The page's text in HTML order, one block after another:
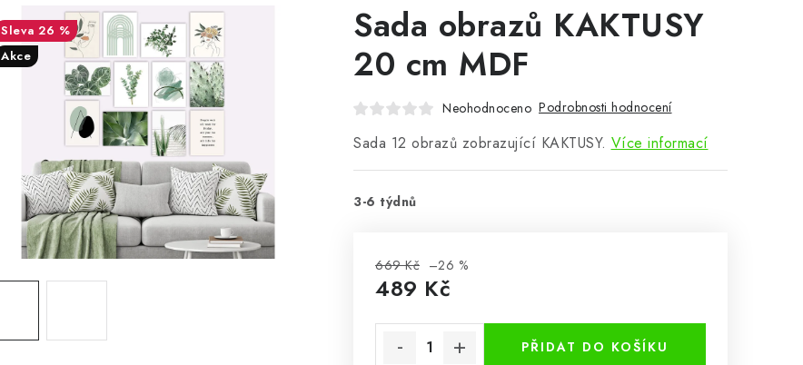
Sada obrazů KAKTUSY
20 cm MDF
Neohodnoceno Podrobnosti hodnocení
Sada 12 obrazů zobrazující KAKTUSY. Více informací
3-6 týdnů
669 Kč –26 %
489 Kč
PŘIDAT DO KOŠÍKU
26 %
Akce